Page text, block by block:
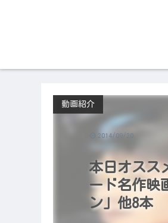
本日オスス
ード名作映
ン」他8本
動画紹介
2014/09/20